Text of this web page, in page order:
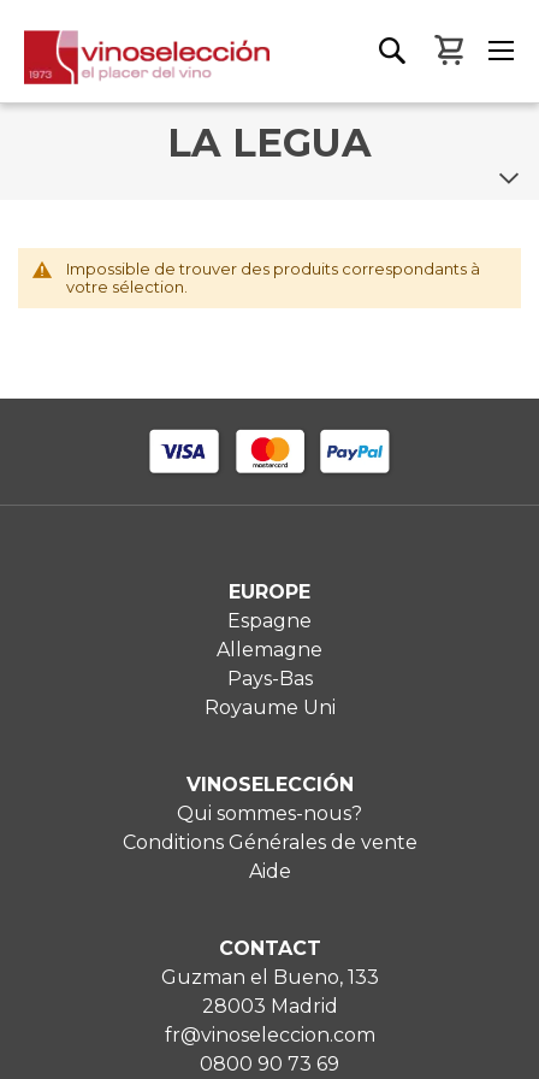
Mon
LA LEGUA
Impossible de trouver des produits correspondants à
votre sélection.
EUROPE
Espagne
Allemagne
Pays-Bas
Royaume Uni
VINOSELECCIÓN
Qui sommes-nous?
Conditions Générales de vente
Aide
CONTACT
Guzman el Bueno, 133
28003 Madrid
fr@vinoseleccion.com
0800 90 73 69